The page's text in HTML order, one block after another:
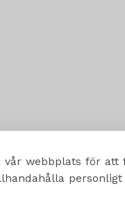
vår webbplats för att